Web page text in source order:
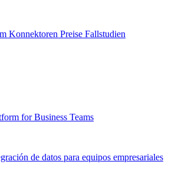
Konnektoren Preise Fallstudien
for Business Teams
de datos para equipos empresariales